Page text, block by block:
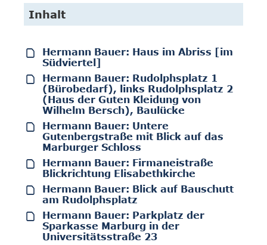
Inhalt
Hermann Bauer: Haus im Abriss [im
Südviertel]
Hermann Bauer: Rudolphsplatz 1
(Bürobedarf), links Rudolphsplatz 2
(Haus der Guten Kleidung von
Wilhelm Bersch), Baulücke
Hermann Bauer: Untere
Gutenbergstraße mit Blick auf das
Marburger Schloss
Hermann Bauer: Firmaneistraße
Blickrichtung Elisabethkirche
Hermann Bauer: Blick auf Bauschutt
am Rudolphsplatz
Hermann Bauer: Parkplatz der
Sparkasse Marburg in der
Universitätsstraße 23